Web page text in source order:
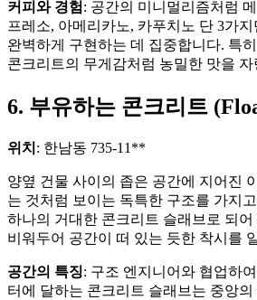
커피와 경험 : 공간의 미니멀리즘처럼
프레소, 아메리카노, 카푸치노 단 3가
완벽하게 구현하는 데 집중합니다. 특
콘크리트의 무게감처럼 농밀한 맛을 자
6. 부유하는 콘크리트
위치 : 한남동 735-11**
양옆 건물 사이의 좁은 공간에 지어진
는 것처럼 보이는 독특한 구조를 가지
하나의 거대한 콘크리트 슬래브로 되어
비워두어 공간이 떠 있는 듯한 착시를
공간의 특징: 구조 엔지니어와 협업하
터에 달하는 콘크리트 슬래브는 중앙